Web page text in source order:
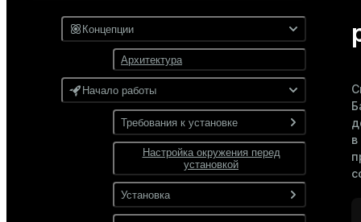
Концепции
Архитектура
Начало работы
Требования к установке
Программные требования
Требования к сети
Настройка окружения перед
установкой
Установка